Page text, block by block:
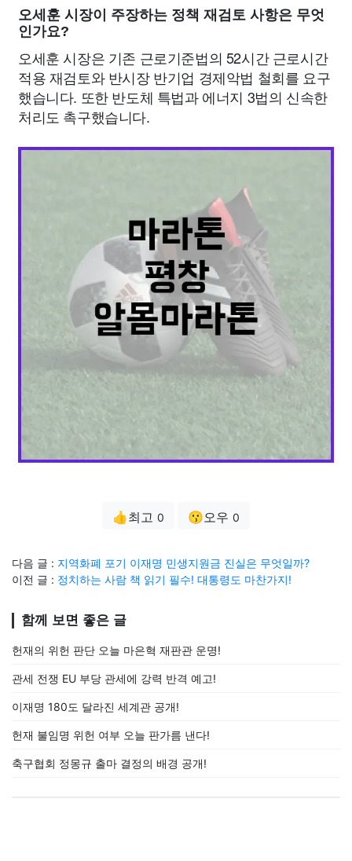
오세훈 시장이 주장하는 정책 재검토 사항은 무엇
인가요?
오세훈 시장은 기존 근로기준법의 52시간 근로시간
적용 재검토와 반시장 반기업 경제악법 철회를 요구
했습니다. 또한 반도체 특법과 에너지 3법의 신속한
처리도 촉구했습니다.
👍최고 0 😗오우 0
다음 글 : 지역화폐 포기 이재명 민생지원금 진실은 무엇일까?
이전 글 : 정치하는 사람 책 읽기 필수! 대통령도 마찬가지!
함께 보면 좋은 글
헌재의 위헌 판단 오늘 마은혁 재판관 운명!
관세 전쟁 EU 부당 관세에 강력 반격 예고!
이재명 180도 달라진 세계관 공개!
헌재 불임명 위헌 여부 오늘 판가름 낸다!
축구협회 정몽규 출마 결정의 배경 공개!